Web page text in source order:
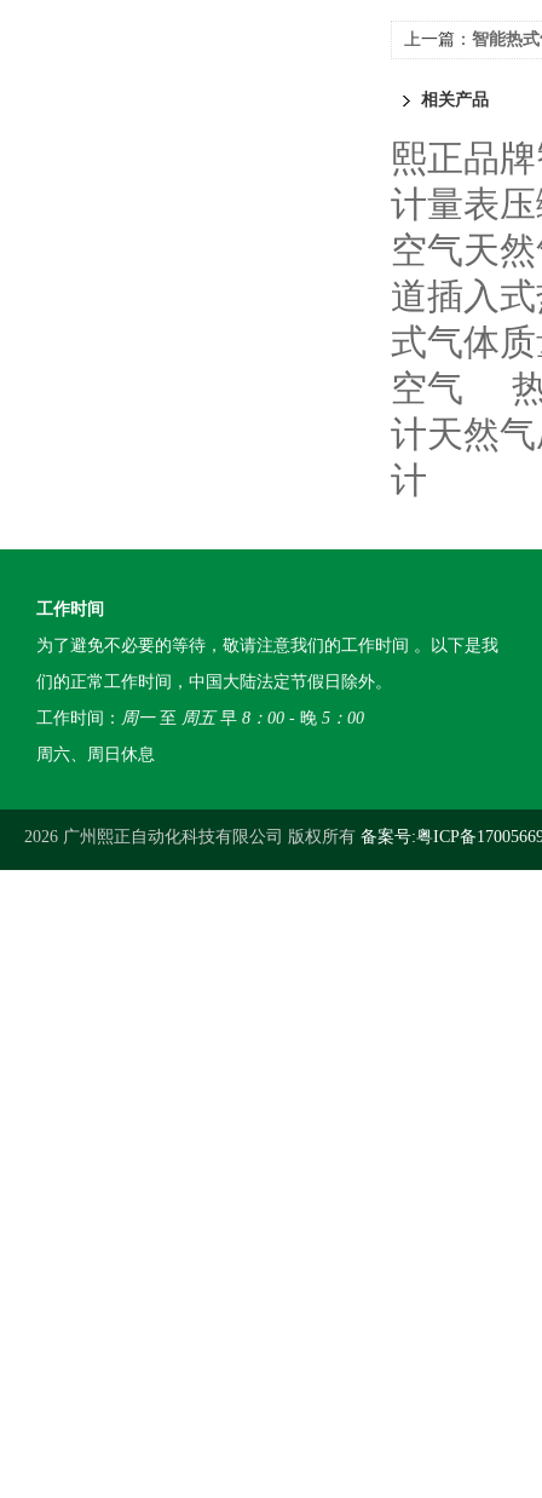
上一篇： 智能热
相关产品
熙正品
计量表
空气天
道插入
式气体
空气
计天然
计
工作时间
为了避免不必要的等待，敬请注意我们的工作时间 。以下是我
们的正常工作时间，中国大陆法定节假日除外。
工作时间： 周一至 周五早 8：00 - 晚 5：00
周六、周日休息
2026 广州熙正自动化科技有限公司 版权所有 备案号:粤ICP备